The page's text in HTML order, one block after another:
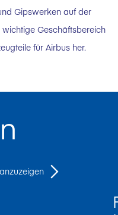
Gipswerken auf der
Geschäftsbereich
für Airbus her.